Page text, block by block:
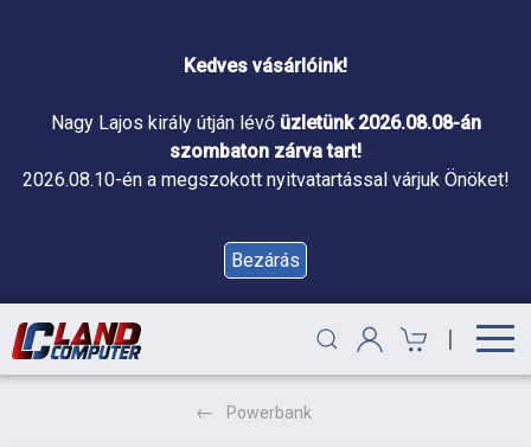
Kedves vásárlóink!
Nagy Lajos király útján lévő üzletünk 2026.08.08-án
szombaton zárva tart!
2026.08.10-én a megszokott nyitvatartással várjuk Önöket!
Bezárás
|
Powerbank